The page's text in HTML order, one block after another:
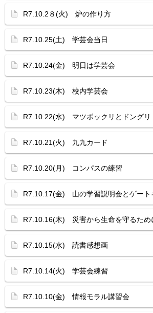
R7.10.2８(火) 炉の作り方
R7.10.25(土) 学芸会当日
R7.10.24(金) 明日は学芸会
R7.10.23(木) 校内学芸会
R7.10.22(水) マツボックリとドングリ
R7.10.21(火) 九九カード
R7.10.20(月) コンパスの練習
R7.10.17(金) 山の学習説明会とゲート
R7.10.16(木) 災害から生命を守るため
R7.10.15(水) 読書感想画
R7.10.14(火) 学芸会練習
R7.10.10(金) 情報モラル講習会